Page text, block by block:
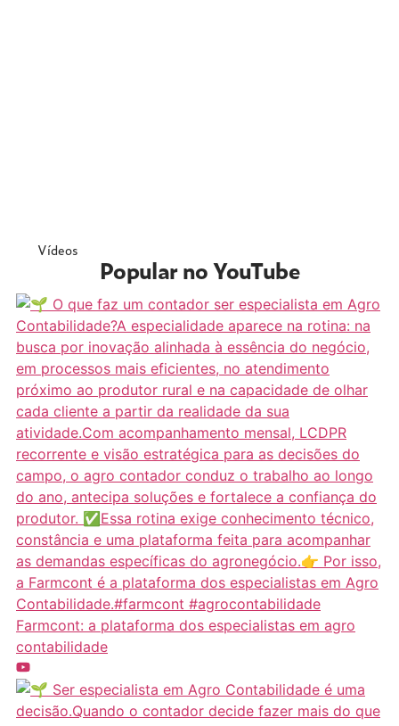
Vídeos
Popular no YouTube
Farmcont: a plataforma dos especialistas em agro
contabilidade